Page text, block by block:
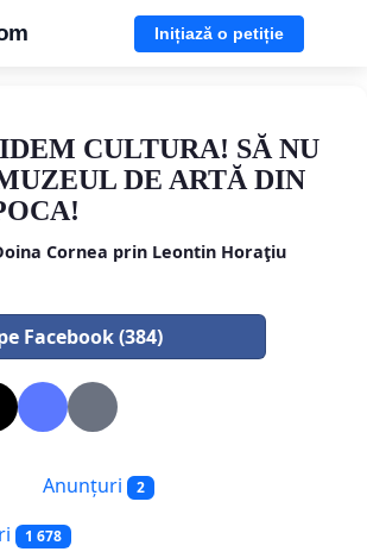
Inițiază o petiție
CULTURA! SĂ NU
DE ARTĂ DIN
Cornea prin Leontin Horaţiu
Facebook (384)
Anunțuri 2
1 678